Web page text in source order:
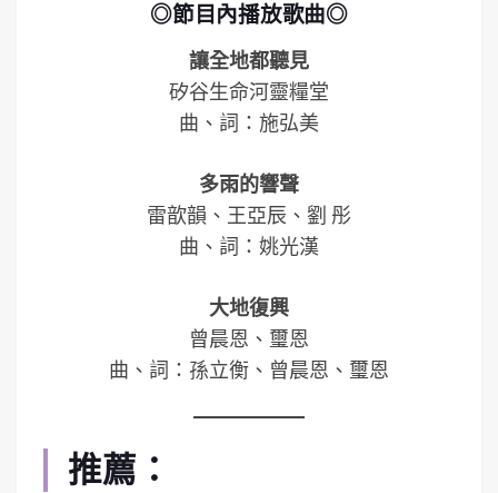
◎節目內播放歌曲◎
讓全地都聽見
矽谷生命河靈糧堂
曲、詞：施弘美
多雨的響聲
雷歆韻、王亞辰、劉 彤
曲、詞：姚光漢
大地復興
曾晨恩、璽恩
曲、詞：孫立衡、曾晨恩、璽恩
推薦：